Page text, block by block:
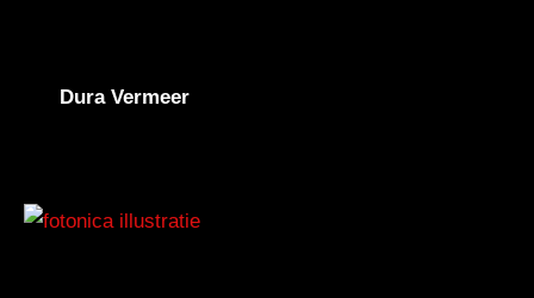
Dura Vermeer